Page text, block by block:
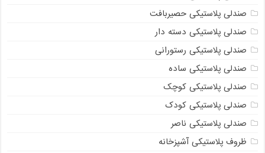
صندلی پلاستیکی حصیربافت
صندلی پلاستیکی دسته دار
صندلی پلاستیکی رستورانی
صندلی پلاستیکی ساده
صندلی پلاستیکی کوچک
صندلی پلاستیکی کودک
صندلی پلاستیکی ناصر
ظروف پلاستیکی آشپزخانه